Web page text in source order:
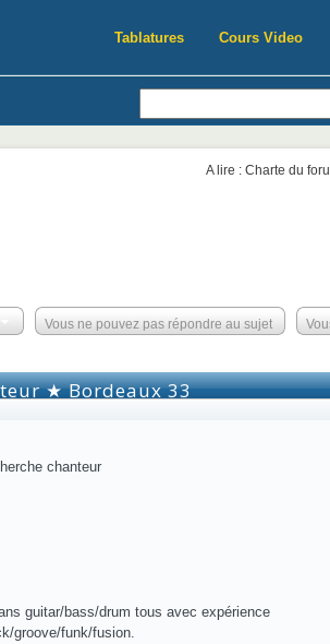
Tablatures Cours Video
A lire : Charte du
Vous ne pouvez pas répondre au sujet
★ Bordeaux 33
chanteur
guitar/bass/drum tous avec expérience
groove/funk/fusion.